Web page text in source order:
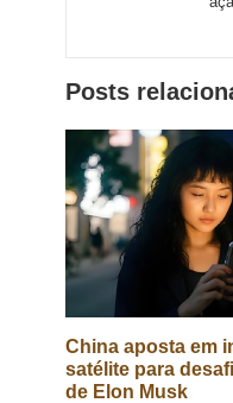
sociais
Posts
China aposta em
satélite para
de Elon Musk